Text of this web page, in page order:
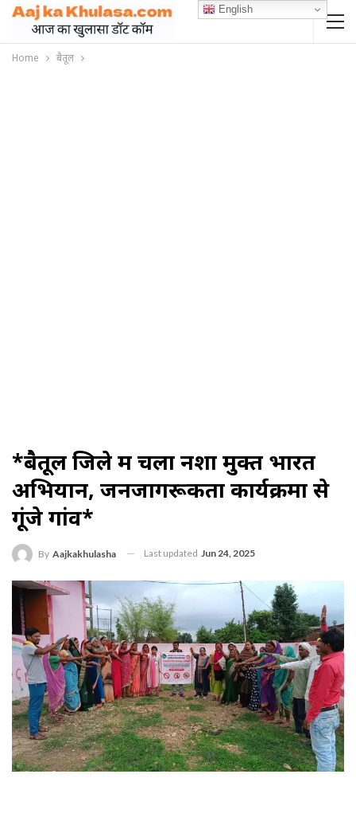
Home बैतूल
*बैतूल जिले में चला नशा मुक्त भारत
अभियान, जनजागरूकता कार्यक्रमों से
गूंजे गांव*
By Aajkakhulasha Last updated Jun 24, 2025
English